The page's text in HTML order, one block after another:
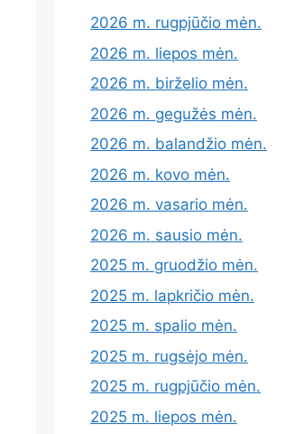
2026 m. rugpjūčio mėn.
2026 m. liepos mėn.
2026 m. birželio mėn.
2026 m. gegužės mėn.
2026 m. balandžio mėn.
2026 m. kovo mėn.
2026 m. vasario mėn.
2026 m. sausio mėn.
2025 m. gruodžio mėn.
2025 m. lapkričio mėn.
2025 m. spalio mėn.
2025 m. rugsėjo mėn.
2025 m. rugpjūčio mėn.
2025 m. liepos mėn.